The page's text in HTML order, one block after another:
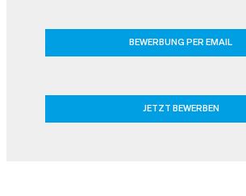
BEWERBUNG PER EMAIL
JETZT BEWERBEN